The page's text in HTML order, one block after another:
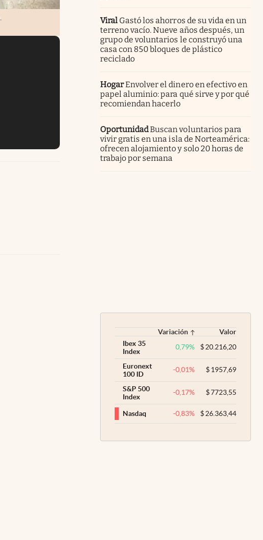
Viral Gastó los ahorros de su vida en un
terreno vacío. Nueve años después, un
grupo de voluntarios le construyó una
casa con 850 bloques de plástico
reciclado
HogarEnvolver el dinero en efectivo en
papel aluminio: para qué sirve y por qué
recomiendan hacerlo
OportunidadBuscan voluntarios para
vivir gratis en una isla de Norteamérica:
ofrecen alojamiento y solo 20 horas de
trabajo por semana
Variación
Valor
Ibex 35
Index
0,79% $20.216,20
Euronext
100 ID
-0,01% $1957,69
S&P 500
Index
-0,17% $7723,55
Nasdaq -0,83% $26.363,44